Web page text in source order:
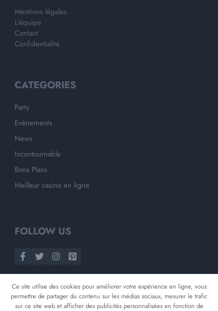
Mentions légales
L'équipe
Contact
Confidentialité
CATEGORIES
Party
Evènements
News
Incontournable
Bons Plans
Meilleur casino en ligne
FOLLOW US
Ce site utilise des cookies pour améliorer votre expérience en ligne, vous
permettre de partager du contenu sur les médias sociaux, mesurer le trafic
sur ce site web et afficher des publicités personnalisées en fonction de